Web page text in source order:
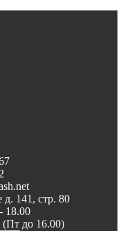
141, стр. 80
18.00
до 16.00)